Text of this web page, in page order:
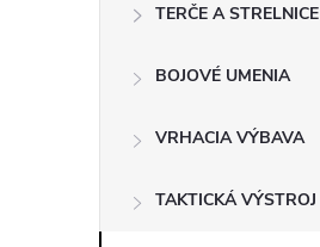
TERČE A STRELNICE
BOJOVÉ UMENIA
VRHACIA VÝBAVA
TAKTICKÁ VÝSTROJ